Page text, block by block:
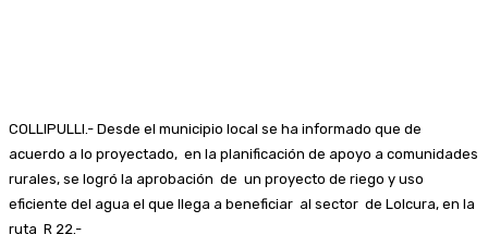
COLLIPULLI.- Desde el municipio local se ha informado que de
acuerdo a lo proyectado, en la planificación de apoyo a comunidades
rurales, se logró la aprobación de un proyecto de riego y uso
eficiente del agua el que llega a beneficiar al sector de Lolcura, en la
ruta R 22.-